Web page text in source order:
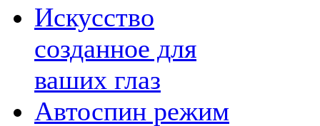
Искусство
созданное для
ваших глаз
Автоспин режим